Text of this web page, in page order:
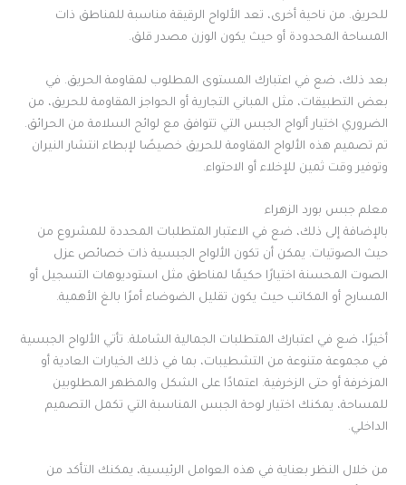
للحريق. من ناحية أخرى، تعد الألواح الرقيقة مناسبة للمناطق ذات
المساحة المحدودة أو حيث يكون الوزن مصدر قلق.
بعد ذلك، ضع في اعتبارك المستوى المطلوب لمقاومة الحريق. في
بعض التطبيقات، مثل المباني التجارية أو الحواجز المقاومة للحريق، من
الضروري اختيار ألواح الجبس التي تتوافق مع لوائح السلامة من الحرائق.
تم تصميم هذه الألواح المقاومة للحريق خصيصًا لإبطاء انتشار النيران
وتوفير وقت ثمين للإخلاء أو الاحتواء.
معلم جبس بورد الزهراء
بالإضافة إلى ذلك، ضع في الاعتبار المتطلبات المحددة للمشروع من
حيث الصوتيات. يمكن أن تكون الألواح الجبسية ذات خصائص عزل
الصوت المحسنة اختيارًا حكيمًا لمناطق مثل استوديوهات التسجيل أو
المسارح أو المكاتب حيث يكون تقليل الضوضاء أمرًا بالغ الأهمية.
أخيرًا، ضع في اعتبارك المتطلبات الجمالية الشاملة. تأتي الألواح الجبسية
في مجموعة متنوعة من التشطيبات، بما في ذلك الخيارات العادية أو
المزخرفة أو حتى الزخرفية. اعتمادًا على الشكل والمظهر المطلوبين
للمساحة، يمكنك اختيار لوحة الجبس المناسبة التي تكمل التصميم
الداخلي.
من خلال النظر بعناية في هذه العوامل الرئيسية، يمكنك التأكد من